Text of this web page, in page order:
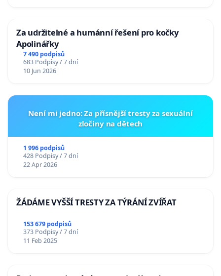
Za udržitelné a humánní řešení pro kočky
Apolinářky
7 490 podpisů
683 Podpisy / 7 dní
10 Jun 2026
Není mi jedno: Za přísnější tresty za sexuální
zločiny na dětech
1 996 podpisů
428 Podpisy / 7 dní
22 Apr 2026
ŽÁDÁME VYŠŠÍ TRESTY ZA TÝRÁNÍ ZVÍŘAT
153 679 podpisů
373 Podpisy / 7 dní
11 Feb 2025